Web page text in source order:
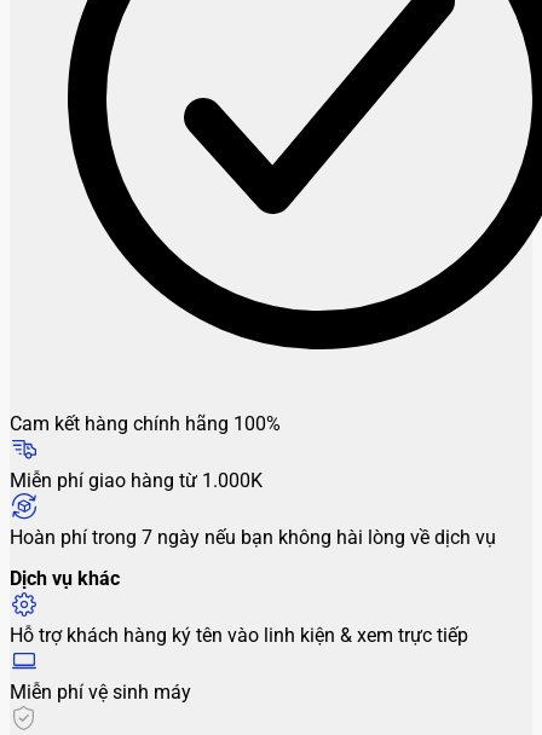
Cam kết hàng chính hãng 100%
Miễn phí giao hàng từ 1.000K
Hoàn phí trong 7 ngày nếu bạn không hài lòng về dịch vụ
Dịch vụ khác
Hỗ trợ khách hàng ký tên vào linh kiện & xem trực tiếp
Miễn phí vệ sinh máy